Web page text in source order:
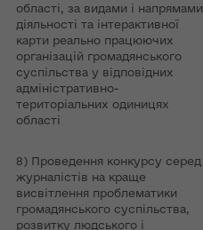
області, за видами і напрямами
діяльності та інтерактивної
карти реально працюючих
організацій громадянського
суспільства у відповідних
адміністративно-
територіальних одиницях
області
8) Проведення конкурсу серед
журналістів на краще
висвітлення проблематики
громадянського суспільства,
розвитку людського і